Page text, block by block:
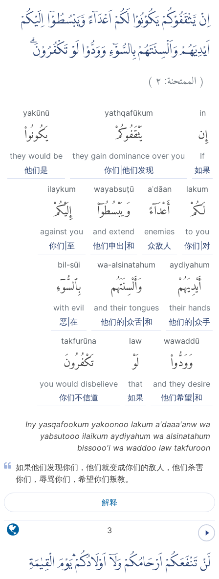
اِنْ يَّثْقَفُوْكُمْ يَكُوْنُوْا لَكُمْ اَعْدَاۤءً وَّيَبْسُطُوْٓا اِلَيْكُمْ
اَيْدِيَهُمْ وَاَلْسِنَتَهُمْ بِالسُّوْۤءِ وَوَدُّوْا لَوْ تَكْفُرُوْنَۗ
(الممتحنة:٢)
in
إِن
If
如果
yathqafūkum
يَثْقَفُوكُمْ
they gain dominance over you
你们|他们发现
yakūnū
يَكُونُوا۟
they would be
他们是
lakum
لَكُمْ
to you
你们|对
aʿdāan
أَعْدَآءً
enemies
众敌人
wayabsuṭū
وَيَبْسُطُوٓا۟
and extend
他们申出|和
ilaykum
إِلَيْكُمْ
against you
你们|至
aydiyahum
أَيْدِيَهُمْ
their hands
他们的|众手
wa-alsinatahum
وَأَلْسِنَتَهُم
and their tongues
他们的|众舌|和
bil-sūi
بِٱلسُّوٓءِ
with evil
恶|在
wawaddū
وَوَدُّوا۟
and they desire
他们希望|和
law
لَوْ
that
如果
takfurūna
تَكْفُرُونَ
you would disbelieve
你们不信道
Iny yasqafookum yakoonoo lakum a'daaa'anw wa
yabsutooo ilaikum aydiyahum wa alsinatahum
bissooo'i wa waddoo law takfuroon
如果他们发现你们，他们就变成你们的敌人，他们杀害
你们，辱骂你们，希望你们叛教。
解释
3
لَنْ تَنْفَعَكُمْ اَرْحَامُكُمْ وَلَآ اَوْلَادُكُمْ ۛيَوْمَ الْقِيٰمَةِ